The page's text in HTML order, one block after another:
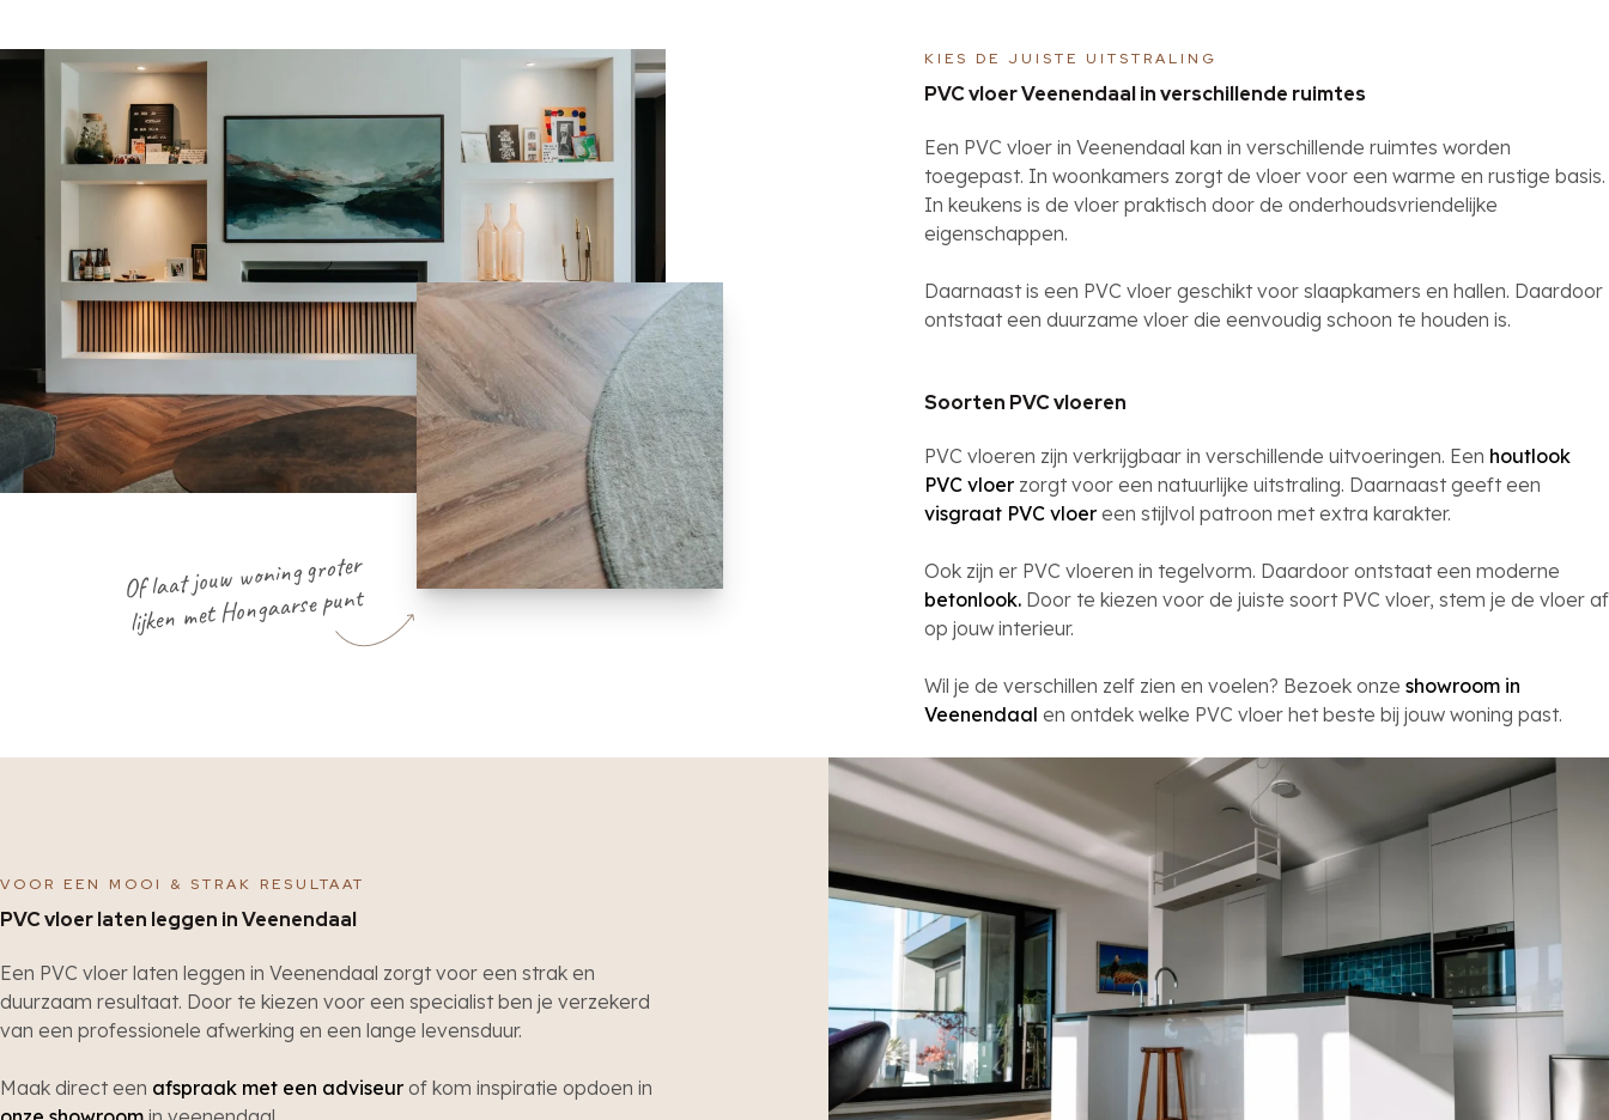
Of laat jouw woning groter
lijken met Hongaarse punt
KIES DE JUISTE UITSTRALING
PVC vloer Veenendaal in verschillende ruimtes
Een PVC vloer in Veenendaal kan in verschillende ruimtes worden
toegepast. In woonkamers zorgt de vloer voor een warme en rustige basis.
In keukens is de vloer praktisch door de onderhoudsvriendelijke
eigenschappen.
Daarnaast is een PVC vloer geschikt voor slaapkamers en hallen. Daardoor
ontstaat een duurzame vloer die eenvoudig schoon te houden is.
Soorten PVC vloeren
PVC vloeren zijn verkrijgbaar in verschillende uitvoeringen. Een houtlook
PVC vloer zorgt voor een natuurlijke uitstraling. Daarnaast geeft een
visgraat PVC vloer een stijlvol patroon met extra karakter.
Ook zijn er PVC vloeren in tegelvorm. Daardoor ontstaat een moderne
betonlook. Door te kiezen voor de juiste soort PVC vloer, stem je de vloer af
op jouw interieur.
Wil je de verschillen zelf zien en voelen? Bezoek onze showroom in
Veenendaal en ontdek welke PVC vloer het beste bij jouw woning past.
VOOR EEN MOOI & STRAK RESULTAAT
PVC vloer laten leggen in Veenendaal
Een PVC vloer laten leggen in Veenendaal zorgt voor een strak en
duurzaam resultaat. Door te kiezen voor een specialist ben je verzekerd
van een professionele afwerking en een lange levensduur.
Maak direct een afspraak met een adviseur of kom inspiratie opdoen in